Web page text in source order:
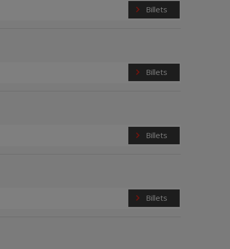
Billets
Billets
Billets
Billets